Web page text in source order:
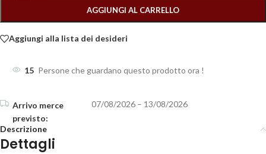
AGGIUNGI AL CARRELLO
Aggiungi alla lista dei desideri
15 Persone che guardano questo prodotto ora !
07/08/2026 – 13/08/2026
Descrizione
Dettagli